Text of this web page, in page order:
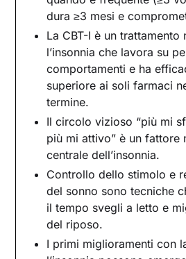
Tecniche pratiche per
dopo passo
Intenzione paradossale:
sonno
Calmare ansia e pensieri
psicoterapia
In quanto tempo si vedono
Ricominciare dal riposo
dura ≥3 mesi e
La CBT-I è un trattamento
l’insonnia che lavora su
comportamenti e ha
superiore ai soli farmaci
termine.
Il circolo vizioso “più mi
più mi attivo” è un fattore
centrale dell’insonnia.
Controllo dello stimolo e
del sonno sono tecniche
il tempo svegli a letto e
del riposo.
I primi miglioramenti con